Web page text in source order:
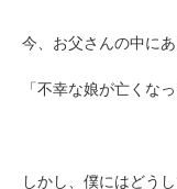
今、お父さんの中にあ
「不幸な娘が亡くな
しかし、僕にはどう